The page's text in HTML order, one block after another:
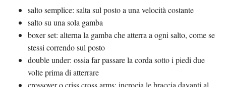
salto semplice: salta sul posto a una velocità costante
salto su una sola gamba
boxer set: alterna la gamba che atterra a ogni salto, come se
stessi correndo sul posto
double under: ossia far passare la corda sotto i piedi due
volte prima di atterrare
crossover o criss cross arms: incrocia le braccia davanti al